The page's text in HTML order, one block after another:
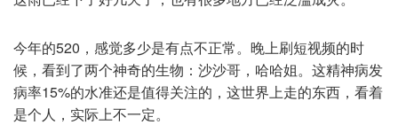
今年的520，感觉多少是有点不正常。晚上刷短视频的时
候，看到了两个神奇的生物：沙沙哥，哈哈姐。这精神病发
病率15%的水准还是值得关注的，这世界上走的东西，看着
是个人，实际上不一定。